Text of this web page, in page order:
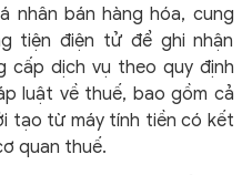
nhân bán hàng hóa, cung
tiện điện tử để ghi nhận
cấp dịch vụ theo quy định
luật về thuế, bao gồm cả
tạo từ máy tính tiền có kết
quan thuế.